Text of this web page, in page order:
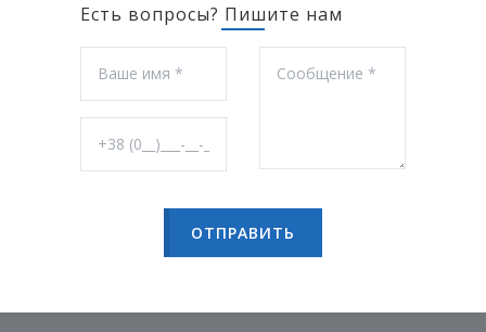
Есть вопросы? Пишите нам